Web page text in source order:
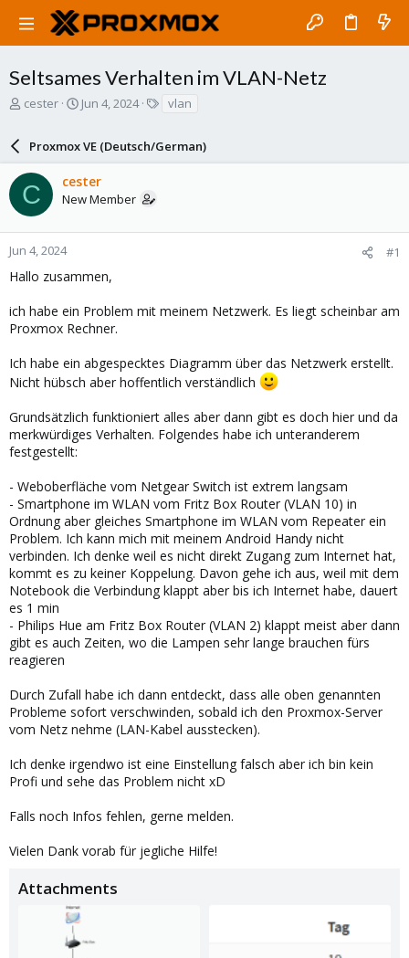
Seltsames Verhalten im VLAN-Netz
T
a
d
s
t
a
r
e
cester
S
r
t
d
a
e
Jun 4, 2024
s
vlan
Proxmox VE (Deutsch/German)
C cester
New Member
Jun 4, 2024 #1
Hallo zusammen,
ich habe ein Problem mit meinem Netzwerk. Es liegt scheinbar am
Proxmox Rechner.
Ich habe ein abgespecktes Diagramm über das Netzwerk erstellt.
Nicht hübsch aber hoffentlich verständlich
Grundsätzlich funktioniert alles aber dann gibt es doch hier und da
merkwürdiges Verhalten. Folgendes habe ich unteranderem
festgestellt:
- Weboberfläche vom Netgear Switch ist extrem langsam
- Smartphone im WLAN vom Fritz Box Router (VLAN 10) in
Ordnung aber gleiches Smartphone im WLAN vom Repeater ein
Problem. Ich kann mich mit meinem Android Handy nicht
verbinden. Ich denke weil es nicht direkt Zugang zum Internet hat,
kommt es zu keiner Koppelung. Davon gehe ich aus, weil mit dem
Notebook die Verbindung klappt aber bis ich Internet habe, dauert
es 1 min
- Philips Hue am Fritz Box Router (VLAN 2) klappt meist aber dann
gibt es auch Zeiten, wo die Lampen sehr lange brauchen fürs
reagieren
Durch Zufall habe ich dann entdeckt, dass alle oben genannten
Probleme sofort verschwinden, sobald ich den Proxmox-Server
vom Netz nehme (LAN-Kabel ausstecken).
Ich denke irgendwo ist eine Einstellung falsch aber ich bin kein
Profi und sehe das Problem nicht xD
Falls noch Infos fehlen, gerne melden.
Vielen Dank vorab für jegliche Hilfe!
Attachments